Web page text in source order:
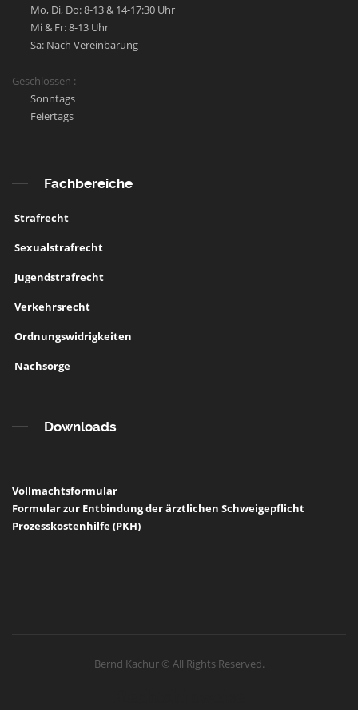
Mo, Di, Do: 8-13 & 14-17:30 Uhr
Mi & Fr: 8-13 Uhr
Sa: Nach Vereinbarung
Geschlossen :
Sonntags
Feiertags
Fachbereiche
Strafrecht
Sexualstrafrecht
Jugendstrafrecht
Verkehrsrecht
Ordnungswidrigkeiten
Nachsorge
Downloads
Vollmachtsformular
Formular zur Entbindung der ärztlichen Schweigepflicht
Prozesskostenhilfe (PKH)
Bernd Kachur © All Rights Reserved.